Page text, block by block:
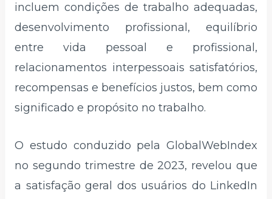
incluem condições de trabalho adequadas,
desenvolvimento profissional, equilíbrio
entre vida pessoal e profissional,
relacionamentos interpessoais satisfatórios,
recompensas e benefícios justos, bem como
significado e propósito no trabalho.
O estudo conduzido pela GlobalWebIndex
no segundo trimestre de 2023, revelou que
a satisfação geral dos usuários do LinkedIn